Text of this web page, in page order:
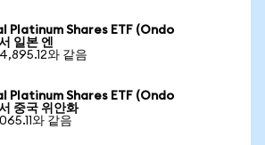
Platinum Shares ETF (Ondo
일본 엔
와 같음
Platinum Shares ETF (Ondo
중국 위안화
와 같음